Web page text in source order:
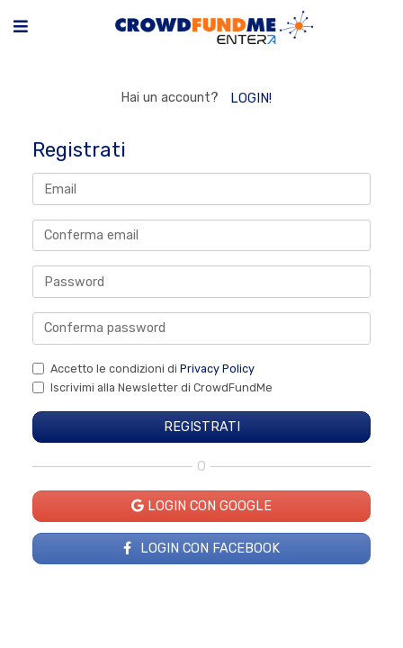
Hai un account? LOGIN!
Registrati
Accetto le condizioni di Privacy Policy
Iscrivimi alla Newsletter di CrowdFundMe
O
LOGIN CON GOOGLE
LOGIN CON FACEBOOK